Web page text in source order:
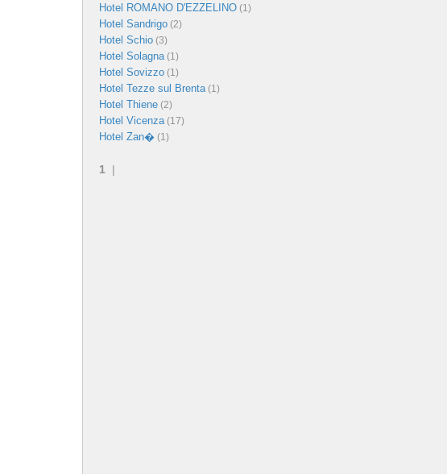
Hotel ROMANO D'EZZELINO (1)
Hotel Sandrigo (2)
Hotel Schio (3)
Hotel Solagna(1)
Hotel Sovizzo (1)
Hotel Tezze sul Brenta(1)
Hotel Thiene (2)
Hotel Vicenza(17)
Hotel Zan� (1)
1 |